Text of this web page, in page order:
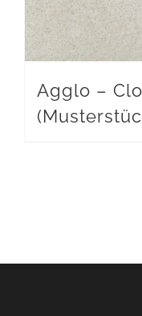
Agglo –